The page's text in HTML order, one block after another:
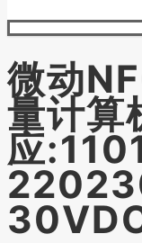
微动
量计算
应